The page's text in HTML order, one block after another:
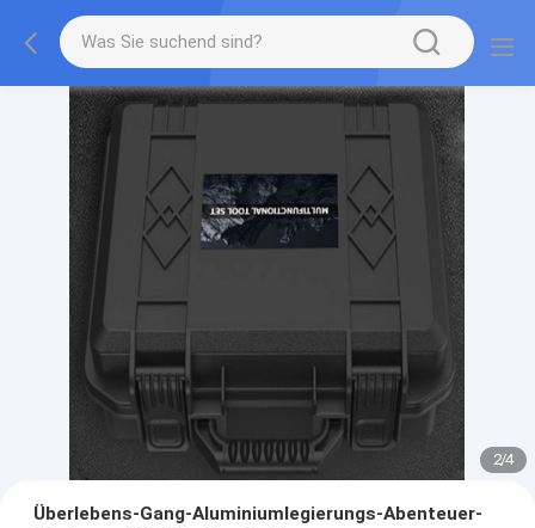
2/4
Überlebens-Gang-Aluminiumlegierungs-Abenteuer-